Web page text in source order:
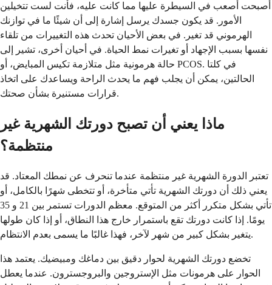
أصبحت أصعب في السيطرة عليها مما كانت عليه، فأنت لست تتخيلين
الأمور. قد يكون جسدك يرسل إشارة إلى أن شيئًا ما في توازنك
الهرموني قد تغير. في بعض الأحيان تحدث هذه التغييرات من تلقاء
نفسها بسبب الإجهاد أو تغيرات نمط الحياة. في أحيان أخرى، تشير إلى
حالة هرمونية مثل متلازمة تكيس المبايض، أو PCOS. في كلتا
الحالتين، يمكن أن يجلب فهم ما يحدث الراحة ويساعدك على اتخاذ
قرارات مستنيرة بشأن صحتك.
ماذا يعني أن تصبح دورتك الشهرية غير
منتظمة؟
تعتبر الدورة الشهرية غير منتظمة عندما تنحرف عن نمطك المعتاد. قد
يعني ذلك أن دورتك الشهرية تأتي متأخرة، أو تتخطى شهرًا بالكامل، أو
تأتي بشكل متكرر أكثر من المتوقع. معظم الدورات تستمر بين 21 و 35
يومًا. إذا كانت دورتك تقع باستمرار خارج هذا النطاق، أو إذا كان طولها
يتغير بشكل كبير من شهر لآخر، فهذا غالبًا ما يسمى بعدم الانتظام.
تخضع دورتك الشهرية لحوار دقيق بين دماغك ومبيضيك. يعتمد هذا
الحوار على هرمونات مثل الإستروجين والبروجسترون. عندما يعطل